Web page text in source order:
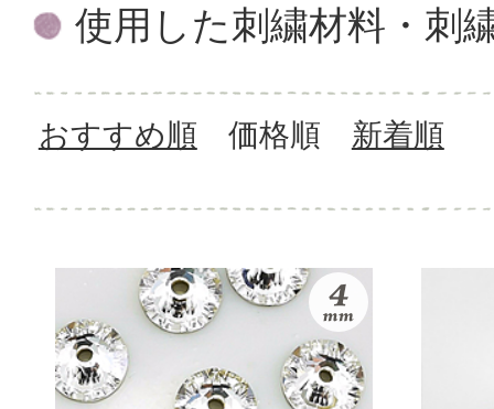
使用した刺繍材料・刺
おすすめ順 価格順 新着順